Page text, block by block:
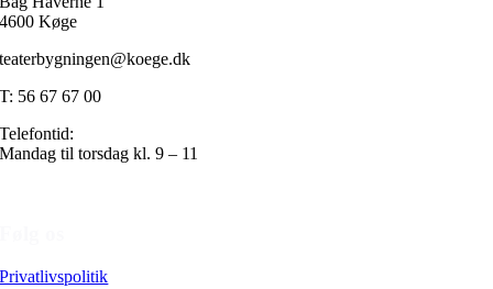
4600 Køge
teaterbygningen@koege.dk
T: 56 67 67 00
Telefontid:
Mandag til torsdag kl. 9 – 11
Privatlivspolitik